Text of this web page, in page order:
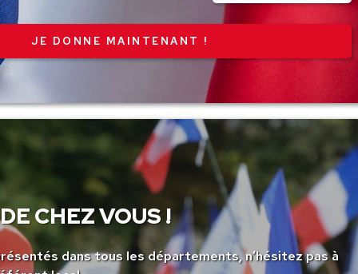
CHEZ VOUS !
dans tous les départements, n’hésitez pas à